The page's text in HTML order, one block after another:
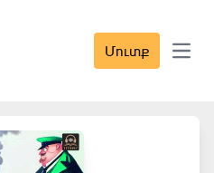
Մուտք Open